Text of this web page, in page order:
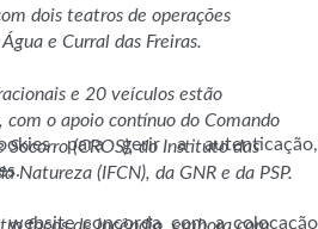
dois teatros de operações
e Curral das Freiras.
e 20 veículos estão
com o apoio contínuo do Comando
Socorro (CROS), do Instituto das
Natureza (IFCN), da GNR e da PSP.
para gerir a autenticação,
concorda com a colocação